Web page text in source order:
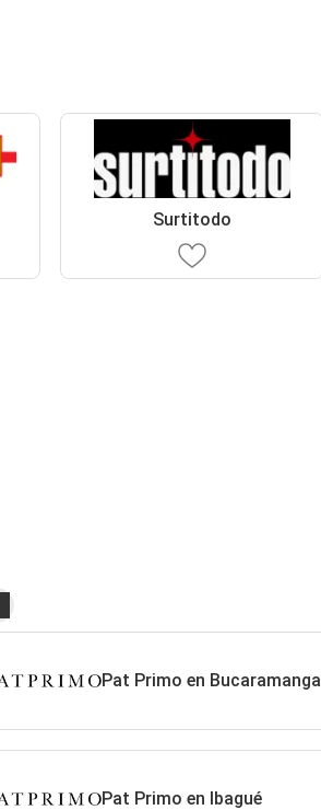
Surtitodo
Pat Primo en Bucaramanga
Pat Primo en Ibagué